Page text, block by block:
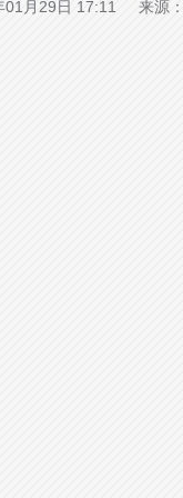
01月29日 17:11 来源